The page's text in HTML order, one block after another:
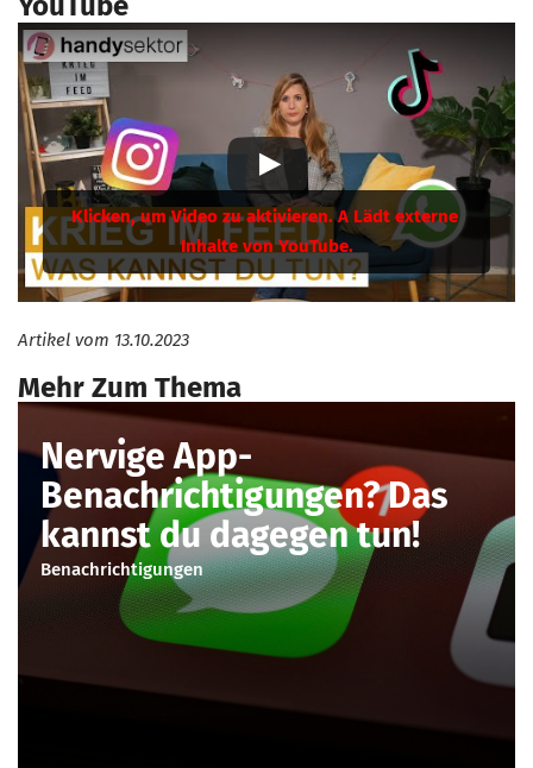
Artikel vom 13.10.2023
Mehr Zum Thema
Nervige App-
Benachrichtigungen? Das
kannst du dagegen tun!
Benachrichtigungen